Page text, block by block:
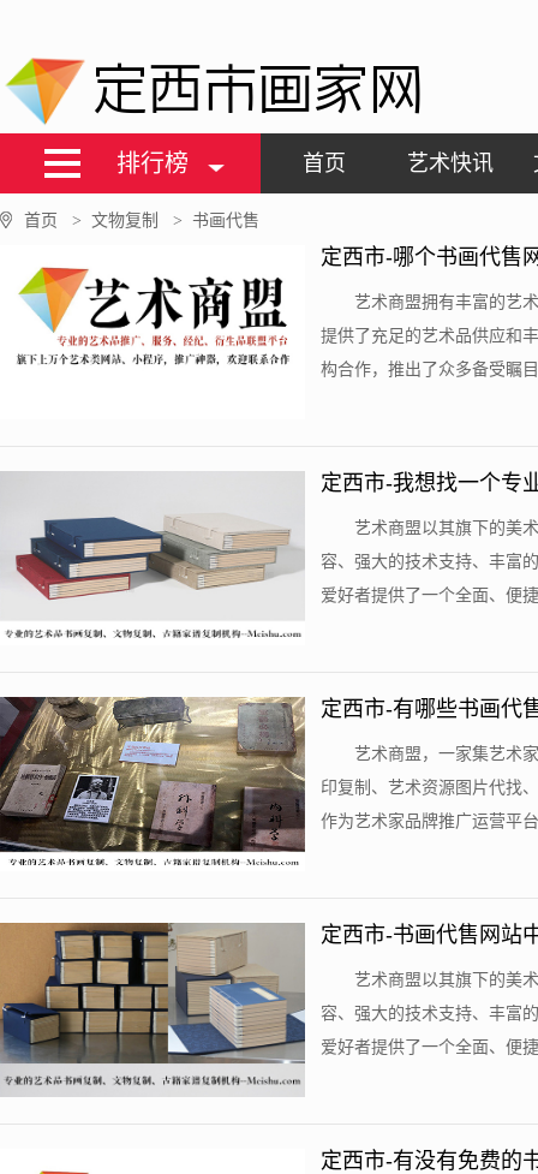
定西市画家网
排行榜 首页 艺术快讯
首页 > 文物复制 > 书画代售
定西市-哪个书画代售
艺术商盟拥有丰富的艺
提供了充足的艺术品供应和
构合作，推出了众多备受瞩
定西市-我想找一个专
艺术商盟以其旗下的美
容、强大的技术支持、丰富
爱好者提供了一个全面、便
定西市-有哪些书画代
艺术商盟，一家集艺术
印复制、艺术资源图片代找
作为艺术家品牌推广运营平
定西市-书画代售网站
艺术商盟以其旗下的美
容、强大的技术支持、丰富
爱好者提供了一个全面、便
定西市-有没有免费的